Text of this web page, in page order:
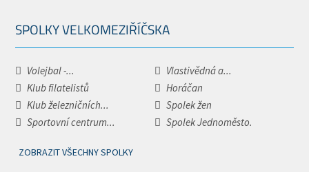
SPOLKY VELKOMEZIŘÍČSKA
Volejbal -...
Vlastivědná a...
Klub filatelistů
Horáčan
Klub železničních...
Spolek žen
Sportovní centrum...
Spolek Jednoměsto.
ZOBRAZIT VŠECHNY SPOLKY